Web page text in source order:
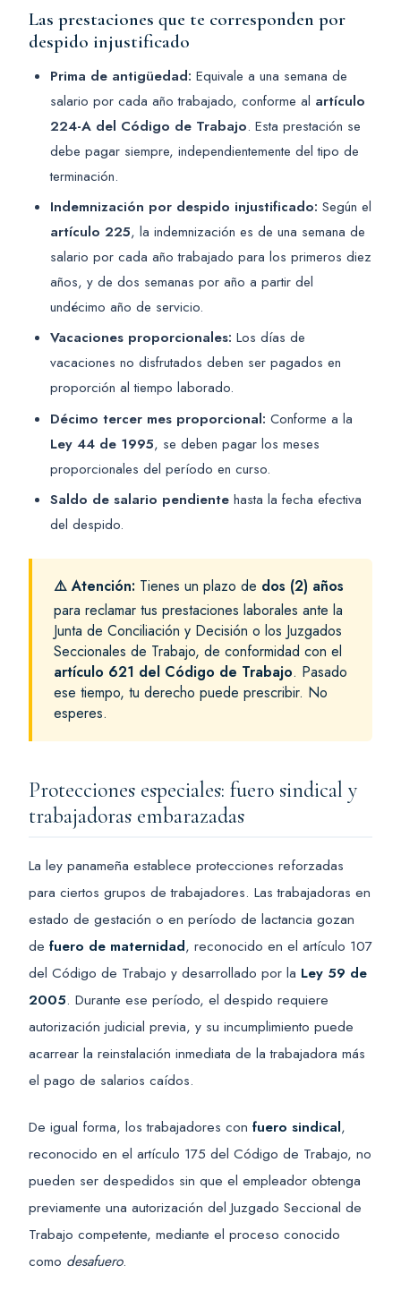
Las prestaciones que te corresponden por
despido injustificado
Prima de antigüedad: Equivale a una semana de
salario por cada año trabajado, conforme al artículo
224-A del Código de Trabajo. Esta prestación se
debe pagar siempre, independientemente del tipo de
terminación.
Indemnización por despido injustificado: Según el
artículo 225, la indemnización es de una semana de
salario por cada año trabajado para los primeros diez
años, y de dos semanas por año a partir del
undécimo año de servicio.
Vacaciones proporcionales: Los días de
vacaciones no disfrutados deben ser pagados en
proporción al tiempo laborado.
Décimo tercer mes proporcional: Conforme a la
Ley 44 de 1995, se deben pagar los meses
proporcionales del período en curso.
Saldo de salario pendiente hasta la fecha efectiva
del despido.
⚠️ Atención: Tienes un plazo de dos (2) años
para reclamar tus prestaciones laborales ante la
Junta de Conciliación y Decisión o los Juzgados
Seccionales de Trabajo, de conformidad con el
artículo 621 del Código de Trabajo. Pasado
ese tiempo, tu derecho puede prescribir. No
esperes.
Protecciones especiales: fuero sindical y
trabajadoras embarazadas
La ley panameña establece protecciones reforzadas
para ciertos grupos de trabajadores. Las trabajadoras en
estado de gestación o en período de lactancia gozan
de fuero de maternidad, reconocido en el artículo 107
del Código de Trabajo y desarrollado por la Ley 59 de
2005. Durante ese período, el despido requiere
autorización judicial previa, y su incumplimiento puede
acarrear la reinstalación inmediata de la trabajadora más
el pago de salarios caídos.
De igual forma, los trabajadores con fuero sindical,
reconocido en el artículo 175 del Código de Trabajo, no
pueden ser despedidos sin que el empleador obtenga
previamente una autorización del Juzgado Seccional de
Trabajo competente, mediante el proceso conocido
como desafuero.